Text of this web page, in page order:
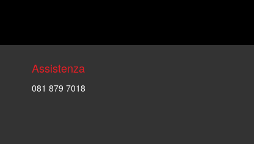
Assistenza
081 879 7018